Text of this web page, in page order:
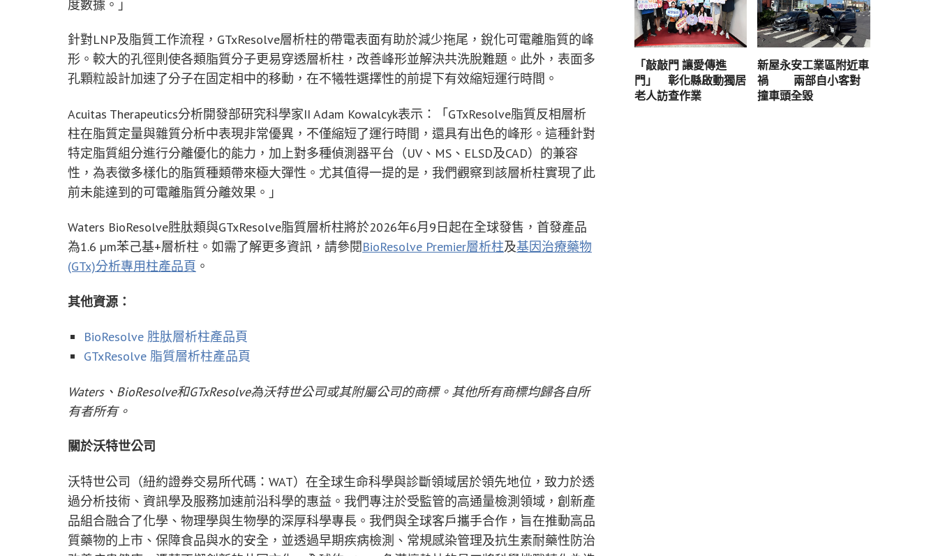
度數據。」
針對LNP及脂質工作流程，GTxResolve層析柱的帶電表面有助於減少拖尾，銳化可電離脂質的峰
形。較大的孔徑則使各類脂質分子更易穿透層析柱，改善峰形並解決共洗脫難題。此外，表面多
孔顆粒設計加速了分子在固定相中的移動，在不犧牲選擇性的前提下有效縮短運行時間。
Acuitas Therapeutics分析開發部研究科學家II Adam Kowalcyk表示：「GTxResolve脂質反相層析
柱在脂質定量與雜質分析中表現非常優異，不僅縮短了運行時間，還具有出色的峰形。這種針對
特定脂質組分進行分離優化的能力，加上對多種偵測器平台（UV、MS、ELSD及CAD）的兼容
性，為表徵多樣化的脂質種類帶來極大彈性。尤其值得一提的是，我們觀察到該層析柱實現了此
前未能達到的可電離脂質分離效果。」
Waters BioResolve胜肽類與GTxResolve脂質層析柱將於2026年6月9日起在全球發售，首發產品
為1.6 µm苯己基+層析柱。如需了解更多資訊，請參閱BioResolve Premier層析柱及基因治療藥物
(GTx)分析專用柱產品頁 。
其他資源：
BioResolve 胜肽層析柱產品頁
GTxResolve 脂質層析柱產品頁
Waters、BioResolve和GTxResolve為沃特世公司或其附屬公司的商標。其他所有商標均歸各自所
有者所有。
關於沃特世公司
沃特世公司（紐約證券交易所代碼：WAT）在全球生命科學與診斷領域居於領先地位，致力於透
過分析技術、資訊學及服務加速前沿科學的惠益。我們專注於受監管的高通量檢測領域，創新產
品組合融合了化學、物理學與生物學的深厚科學專長。我們與全球客戶攜手合作，旨在推動高品
質藥物的上市、保障食品與水的安全，並透過早期疾病檢測、常規感染管理及抗生素耐藥性防治
「敲敲門 讓愛傳進
門」 彰化縣啟動獨居
老人訪查作業
新屋永安工業區附近車
禍 兩部自小客對
撞車頭全毀